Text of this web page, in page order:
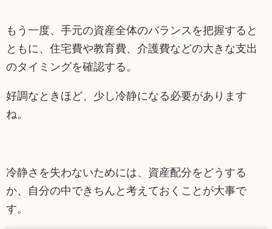
もう一度、手元の資産全体のバランスを把握すると
ともに、住宅費や教育費、介護費などの大きな支出
のタイミングを確認する。
好調なときほど、少し冷静になる必要があります
ね。
冷静さを失わないためには、資産配分をどうする
か、自分の中できちんと考えておくことが大事で
す。